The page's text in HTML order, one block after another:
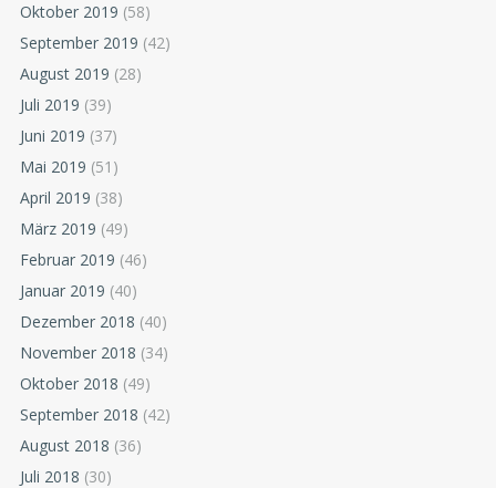
Oktober 2019 (58)
September 2019 (42)
August 2019 (28)
Juli 2019 (39)
Juni 2019 (37)
Mai 2019 (51)
April 2019 (38)
März 2019 (49)
Februar 2019 (46)
Januar 2019 (40)
Dezember 2018 (40)
November 2018 (34)
Oktober 2018 (49)
September 2018 (42)
August 2018 (36)
Juli 2018 (30)